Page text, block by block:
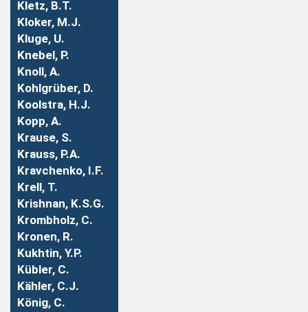
Kletz, B.T.
Kloker, M.J.
Kluge, U.
Knebel, P.
Knoll, A.
Kohlgrüber, D.
Koolstra, H.J.
Kopp, A.
Krause, S.
Krauss, P.A.
Kravchenko, I.F.
Krell, T.
Krishnan, K.S.G.
Krombholz, C.
Kronen, R.
Kukhtin, Y.P.
Kübler, C.
Kähler, C.J.
König, C.